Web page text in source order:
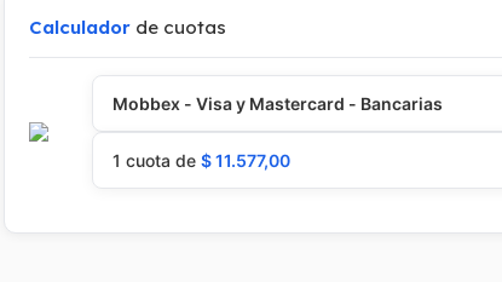
Calculadorde cuotas
Mobbex - Visa y Mastercard - Bancarias
1 cuota de $11.577,00